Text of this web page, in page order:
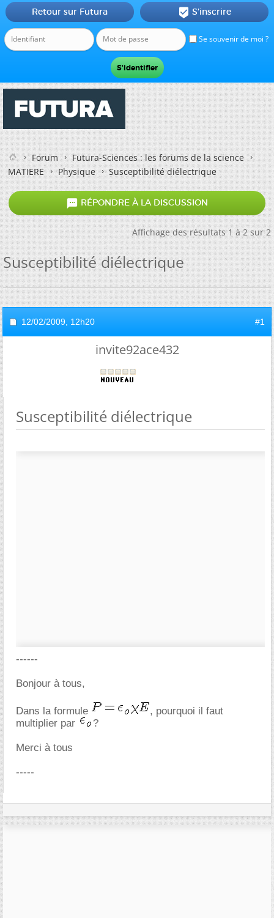
Se souvenir de moi ?
Retour sur Futura  S'inscrire
Forum
Futura-Sciences : les forums de la science
MATIERE
Physique Susceptibilité diélectrique
 RÉPONDRE À LA DISCUSSION
Affichage des résultats 1 à 2 sur 2
Susceptibilité diélectrique
12/02/2009, 12h20 #1
invite92ace432
Susceptibilité diélectrique
------
Bonjour à tous,
Dans la formule
, pourquoi il faut
multiplier par
?
Merci à tous
-----